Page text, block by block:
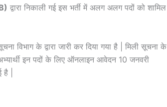
द्वारा निकाली गई इस भर्ती में अलग अलग पदों को शामिल
विभाग के द्वारा जारी कर दिया गया है | मिली सूचना के
इन पदों के लिए ऑनलाइन आवेदन 10 जनवरी
|